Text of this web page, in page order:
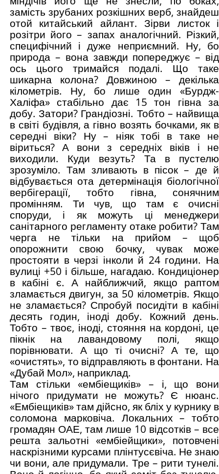
замість зрубаних розкішних верб, знайдеш
отой китайський айлант. Зірви листок і
розітри його – запах аналогічний. Різкий,
специфічний і дуже неприємний. Ну, бо
природа – вона завжди попереджує – від
ось цього тримайся подалі. Що таке
шикарна колона? Довжиною – декілька
кілометрів. Ну, бо лише один «Бурдж-
Халіфа» стабільно дає 15 тон гівна за
добу. Затори? Грандіозні. Тобто – найвища
в світі будівля, а гівно возять бочками, як в
середні віки? Ну – ніяк тобі в таке не
віриться? А вони з середніх віків і не
виходили. Куди везуть? Та в пустелю
зрозуміло. Там зливають в пісок – де й
відбувається ота детермінація біологічної
вербігерації, тобто гівна, сонячним
промінням. Ти чув, що там є очисні
споруди, і як можуть ці менеджери
санітарного регламенту отаке робити? Там
черга не тільки на прийом – щоб
опорожнити свою бочку, чувак може
простояти в черзі інколи й 24 години. На
вулиці +50 і більше, нагадаю. Кондиціонер
в кабіні є. А найближчий, якщо раптом
зламається двигун, за 50 кілометрів. Якщо
не зламається? Спробуй посидіти в кабіні
десять годин, іноді добу. Кожний день.
Тобто – твоє, іноді, стояння на кордоні, це
пікнік на лавандовому полі, якщо
порівнювати. А що ті очисні? А те, що
«очистять», то відправляють в фонтани. На
«Дубай Мол», наприклад.
Там стільки «ембіещиків» – і, що вони
нічого придумати не можуть? Є нюанс.
«Ембіещиків» там дійсно, як бліх у курнику в
соломона марковіча. Локальних – тобто
громадян ОАЕ, там лише 10 відсотків – все
решта зальотні «ембіейщики», потовчені
наскрізними курсами плінтусєвіча. Не знаю
чи вони, але придумали. Тре – рити тунелі.